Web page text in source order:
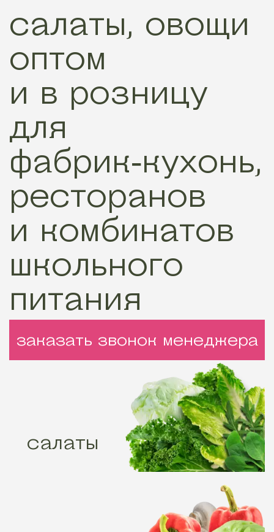
салаты, овощи
оптом
и в розницу
для
фабрик‑кухонь,
ресторанов
и комбинатов
школьного
питания
заказать звонок менеджера
салаты